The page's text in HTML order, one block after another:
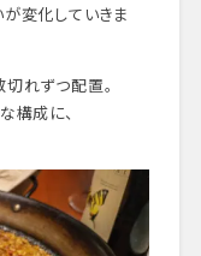
変化していきま
れずつ配置。
構成に、